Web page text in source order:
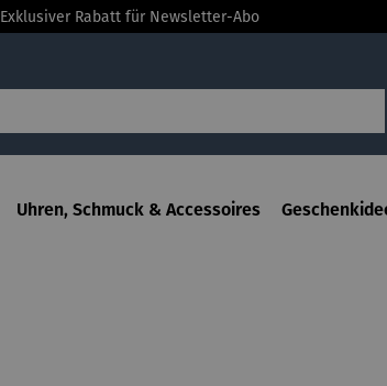
Exklusiver Rabatt für Newsletter-Abo
Uhren, Schmuck & Accessoires